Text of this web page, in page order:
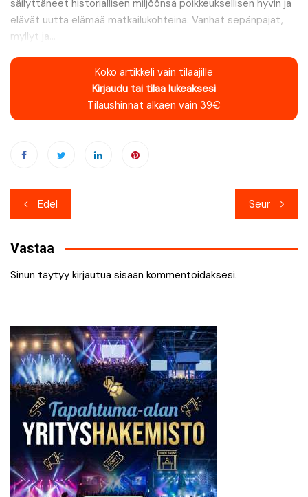
säilyttäneet historiallisen miljöönsä poikkeuksellisen hyvin ja
elävät uutta elämää matkailukohteina. Vanhat sepänpajat,
myllyt ja...
Koko artikkeli vain tilaajille
Kirjaudu tai tilaa lukeaksesi
Tilaushinnat alkaen vain 39€
Artikkelien
selaus
Edel Seur
Vastaa
Sinun täytyy kirjautua sisään kommentoidaksesi.